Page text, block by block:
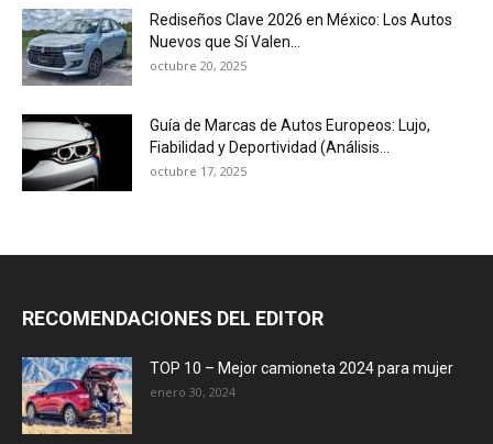
Rediseños Clave 2026 en México: Los Autos
Nuevos que Sí Valen...
octubre 20, 2025
Guía de Marcas de Autos Europeos: Lujo,
Fiabilidad y Deportividad (Análisis...
octubre 17, 2025
RECOMENDACIONES DEL EDITOR
TOP 10 – Mejor camioneta 2024 para mujer
enero 30, 2024